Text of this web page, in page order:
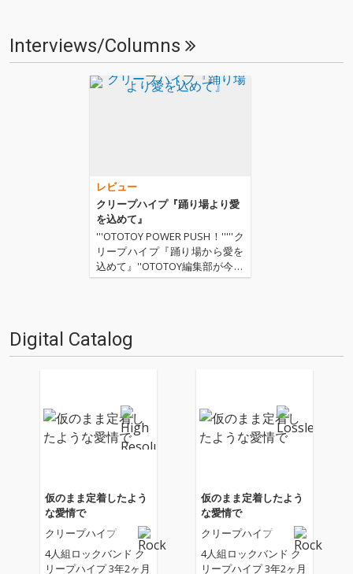
Interviews/Columns
レビュー
クリープハイプ『踊り場より愛
を込めて』
'''OTOTOY POWER PUSH！'''''ク
リープハイプ『踊り場から愛を
込めて』''OTOTOY編集部が今イ
チオシのアーティストを紹介す
ご紹介。印象…
Digital Catalog
仮のまま定着したよう
な愛情で
クリープハイプ
4人組ロックバンド ク
リープハイプ 3年2ヶ月
仮のまま定着したよう
な愛情で
クリープハイプ
4人組ロックバンド ク
リープハイプ 3年2ヶ月